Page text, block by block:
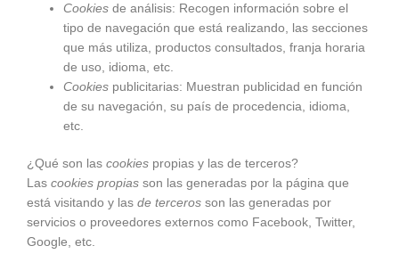
Cookies de análisis: Recogen información sobre el
tipo de navegación que está realizando, las secciones
que más utiliza, productos consultados, franja horaria
de uso, idioma, etc.
Cookies publicitarias: Muestran publicidad en función
de su navegación, su país de procedencia, idioma,
etc.
¿Qué son las cookies propias y las de terceros?
Las cookies propias son las generadas por la página que
está visitando y las de terceros son las generadas por
servicios o proveedores externos como Facebook, Twitter,
Google, etc.